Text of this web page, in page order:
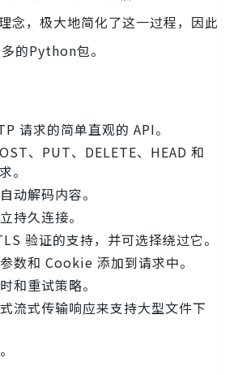
念，极大地简化了这一过程，因此
的Python包。
请求的简单直观的 API。
、PUT、DELETE、HEAD 和
。
动解码内容。
持久连接。
验证的支持，并可选择绕过它。
数和 Cookie 添加到请求中。
和重试策略。
流式传输响应来支持大型文件下